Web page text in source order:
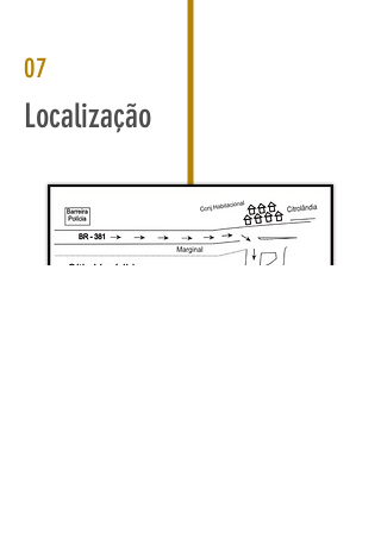
07
Localização